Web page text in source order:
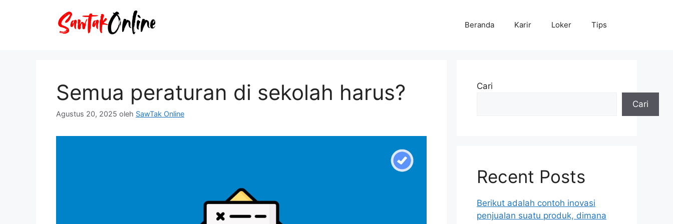
Beranda Karir Loker Tips
Semua peraturan di sekolah harus?
Agustus 20, 2025 oleh SawTak Online
Cari
Cari
Recent Posts
Berikut adalah contoh inovasi
penjualan suatu produk, dimana